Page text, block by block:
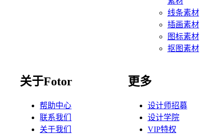
线条素材
插画素材
图标素材
抠图素材
关于Fotor
帮助中心
联系我们
关于我们
更多
设计师招募
设计学院
VIP特权